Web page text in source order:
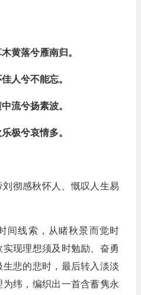
黄落兮雁南归。
人兮不能忘。
流兮扬素波。
极兮哀情多。
刘彻感秋怀人、慨叹人生易
间线索，从睹秋景而觉时
现理想须及时勉励、奋勇
悲的悲时，最后转入淡淡
纬，编织出一首含蓄隽永